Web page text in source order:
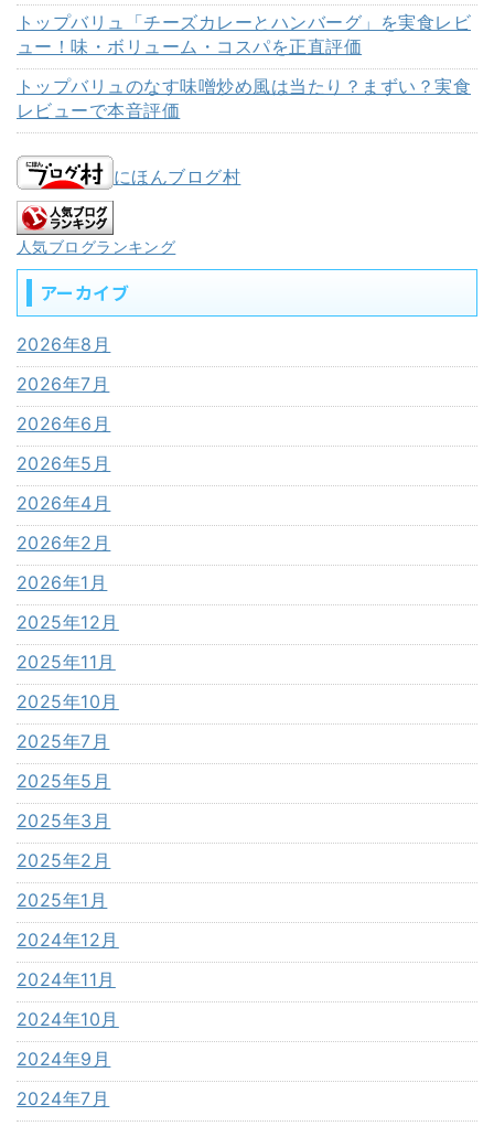
トップバリュ「チーズカレーとハンバーグ」を実食レビ
ュー！味・ボリューム・コスパを正直評価
トップバリュのなす味噌炒め風は当たり？まずい？実食
レビューで本音評価
にほんブログ村
人気ブログランキング
アーカイブ
2026年8月
2026年7月
2026年6月
2026年5月
2026年4月
2026年2月
2026年1月
2025年12月
2025年11月
2025年10月
2025年7月
2025年5月
2025年3月
2025年2月
2025年1月
2024年12月
2024年11月
2024年10月
2024年9月
2024年7月